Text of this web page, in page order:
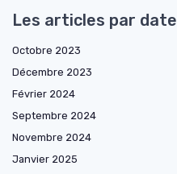
Les articles par date
Octobre 2023
Décembre 2023
Février 2024
Septembre 2024
Novembre 2024
Janvier 2025